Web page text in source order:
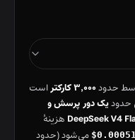
حدود۳٬۰۰۰ کارکتر
است
یک دور پرسش و
DeepSeek V4 هزینهٔ
می‌شود (حدود